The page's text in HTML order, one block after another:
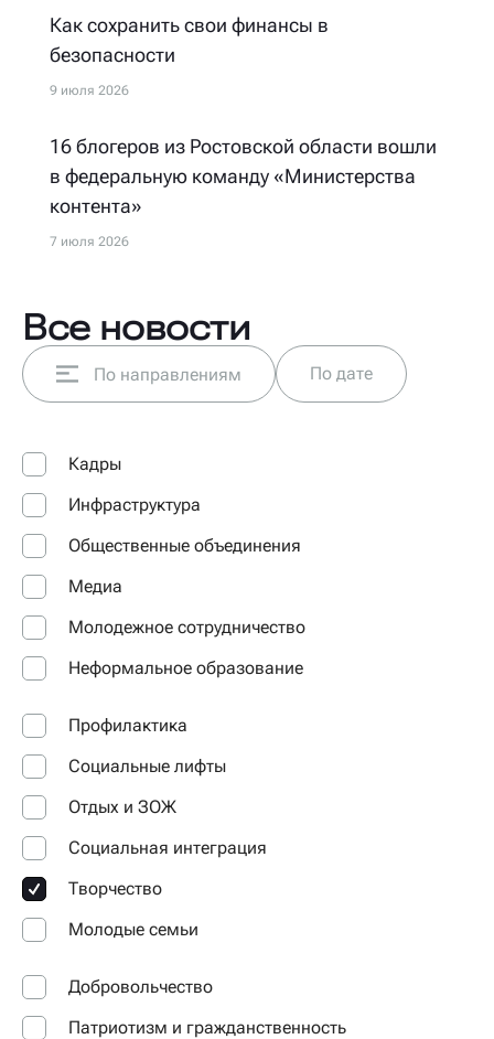
Как сохранить свои финансы в
безопасности
9 июля 2026
16 блогеров из Ростовской области вошли
в федеральную команду «Министерства
контента»
7 июля 2026
Все новости
По направлениям По дате
Кадры
Инфраструктура
Общественные объединения
Медиа
Молодежное сотрудничество
Неформальное образование
Профилактика
Социальные лифты
Отдых и ЗОЖ
Социальная интеграция
Творчество
Молодые семьи
Добровольчество
Патриотизм и гражданственность